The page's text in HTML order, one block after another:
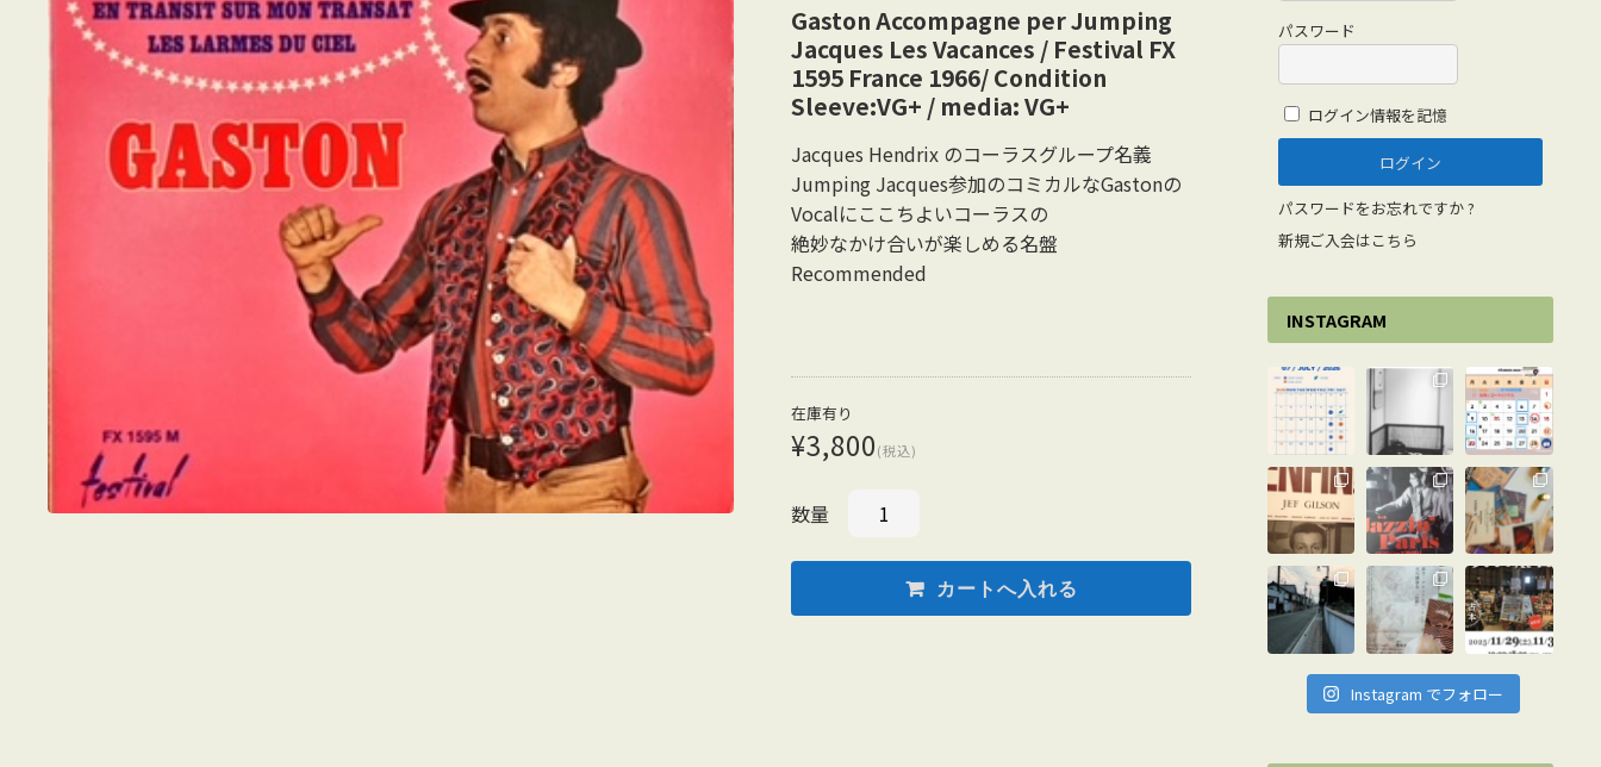
Gaston Accompagne per Jumping
Jacques Les Vacances / Festival FX
1595 France 1966/ Condition
Sleeve:VG+ / media: VG+
Jacques Hendrix のコーラスグループ名義
Jumping Jacques参加のコミカルなGastonの
Vocalにここちよいコーラスの
絶妙なかけ合いが楽しめる名盤
Recommended
在庫有り
¥3,800(税込)
数量
パスワード
ログイン情報を記憶
パスワードをお忘れですか ?
新規ご入会はこちら
INSTAGRAM
Instagram でフォロー